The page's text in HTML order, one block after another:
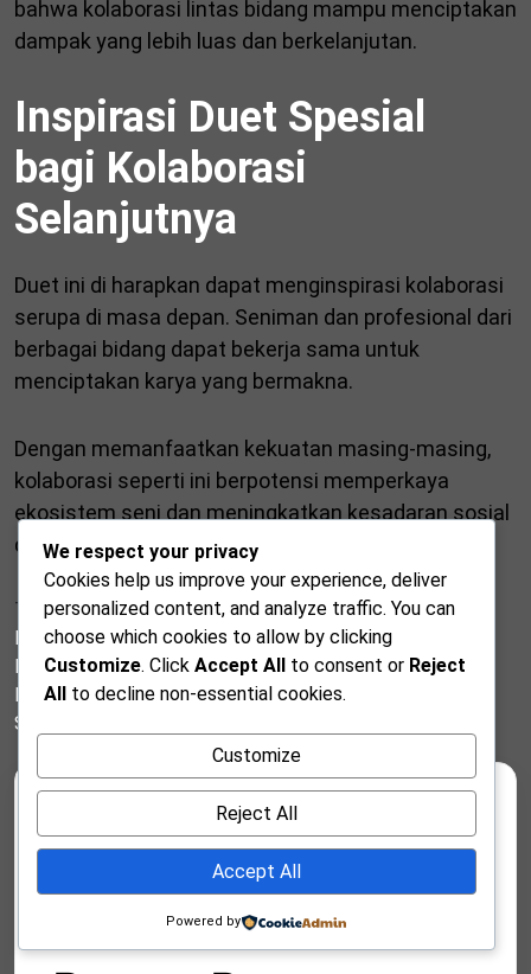
bahwa kolaborasi lintas bidang mampu menciptakan
dampak yang lebih luas dan berkelanjutan.
Inspirasi Duet Spesial
bagi Kolaborasi
Selanjutnya
Duet ini di harapkan dapat menginspirasi kolaborasi
serupa di masa depan. Seniman dan profesional dari
berbagai bidang dapat bekerja sama untuk
menciptakan karya yang bermakna.
Dengan memanfaatkan kekuatan masing-masing,
kolaborasi seperti ini berpotensi memperkaya
ekosistem seni dan meningkatkan kesadaran sosial
di tengah masyarakat.
Tags: Ananda Sukarlan,Budaya,Duet,Hiburan ,Kolaborasi
Konser,Mesty Ariotedjo,Musik ,Musik Klasik,Musisi
Indonesia,Pertunjukan Musik, Pianis ,Seni,Spesial,Tokoh
Publik
Share:
Cari
We respect your privacy
Cookies help us improve your experience, deliver
personalized content, and analyze traffic. You can
choose which cookies to allow by clicking
Customize. Click Accept All to consent or Reject
All to decline non-essential cookies.
Customize
Reject All
Accept All
Powered by